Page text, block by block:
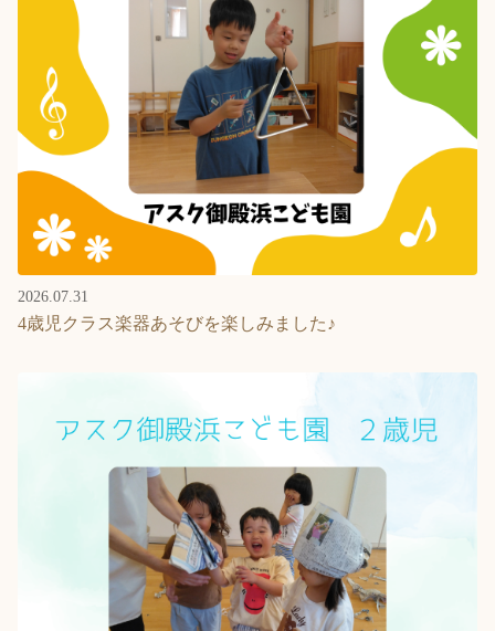
2026.07.31
4歳児クラス楽器あそびを楽しみました♪